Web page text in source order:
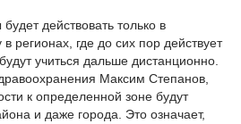
действовать только в
регионах, где до сих пор действует
учиться дальше дистанционно.
Максим Степанов,
к определенной зоне будут
и даже города. Это означает,